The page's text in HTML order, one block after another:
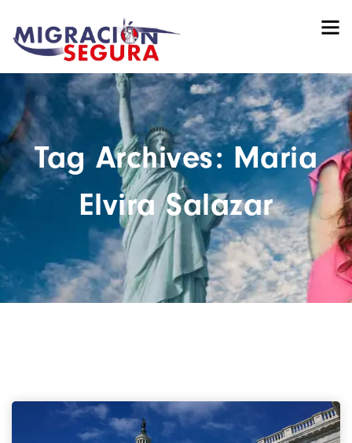
Tag Archives: Maria
Elvira Salazar